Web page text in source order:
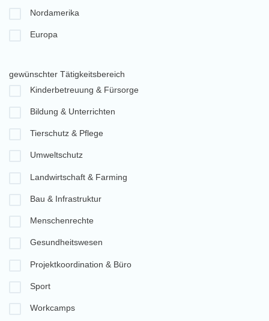
Nordamerika
Europa
gewünschter Tätigkeitsbereich
Kinderbetreuung & Fürsorge
Bildung & Unterrichten
Tierschutz & Pflege
Umweltschutz
Landwirtschaft & Farming
Bau & Infrastruktur
Menschenrechte
Gesundheitswesen
Projektkoordination & Büro
Sport
Workcamps